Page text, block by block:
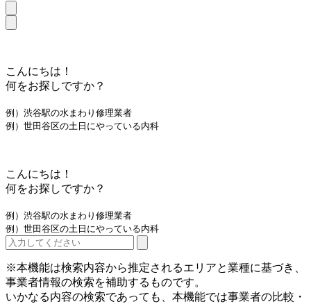
こんにちは！
何をお探しですか？
例）渋谷駅の水まわり修理業者
例）世田谷区の土日にやっている内科
こんにちは！
何をお探しですか？
例）渋谷駅の水まわり修理業者
例）世田谷区の土日にやっている内科
※本機能は検索内容から推定されるエリアと業種に基づき、
事業者情報の検索を補助するものです。
いかなる内容の検索であっても、本機能では事業者の比較・